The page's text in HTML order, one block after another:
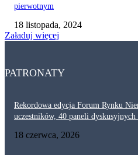
pierwotnym
18 listopada, 2024
Załaduj więcej
PATRONATY
Rekordowa edycja Forum Rynku
uczestników, 40 paneli dyskusyjnych
18 czerwca, 2026